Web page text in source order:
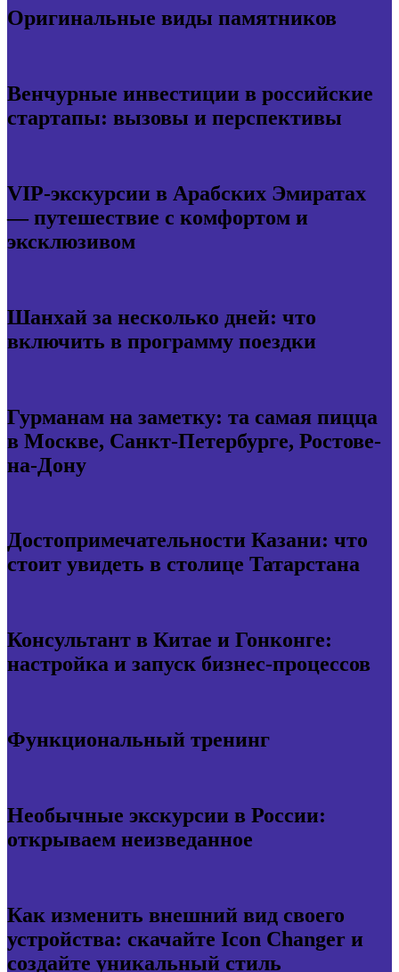
Оригинальные виды памятников
Венчурные инвестиции в российские
стартапы: вызовы и перспективы
VIP-экскурсии в Арабских Эмиратах
— путешествие с комфортом и
эксклюзивом
Шанхай за несколько дней: что
включить в программу поездки
Гурманам на заметку: та самая пицца
в Москве, Санкт-Петербурге, Ростове-
на-Дону
Достопримечательности Казани: что
стоит увидеть в столице Татарстана
Консультант в Китае и Гонконге:
настройка и запуск бизнес-процессов
Функциональный тренинг
Необычные экскурсии в России:
открываем неизведанное
Как изменить внешний вид своего
устройства: скачайте Icon Changer и
создайте уникальный стиль